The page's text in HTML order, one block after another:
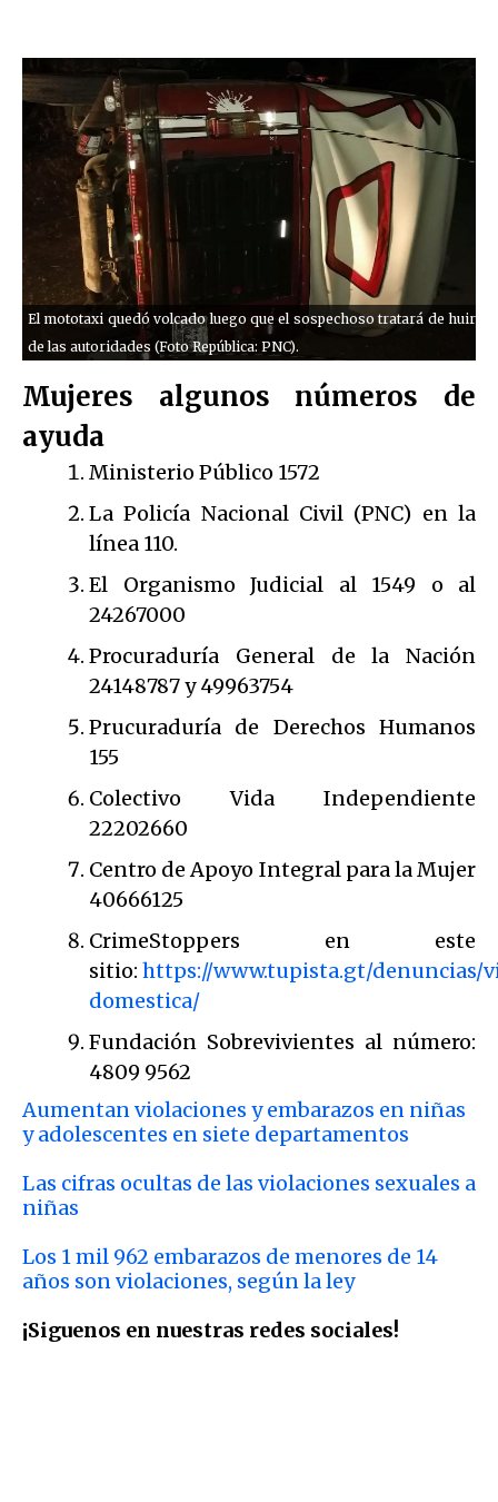
El mototaxi quedó volcado luego que el sospechoso tratará de huir
de las autoridades (Foto República: PNC).
Mujeres algunos números de
ayuda
Ministerio Público 1572
La Policía Nacional Civil (PNC) en la
línea 110.
El Organismo Judicial al 1549 o al
24267000
Procuraduría General de la Nación
24148787 y 49963754
Prucuraduría de Derechos Humanos
155
Colectivo Vida Independiente
22202660
Centro de Apoyo Integral para la Mujer
40666125
CrimeStoppers en este
sitio: https://www.tupista.gt/denuncias/
domestica/
Fundación Sobrevivientes al número:
4809 9562
Aumentan violaciones y embarazos en niñas
y adolescentes en siete departamentos
Las cifras ocultas de las violaciones sexuales a
niñas
Los 1 mil 962 embarazos de menores de 14
años son violaciones, según la ley
¡Siguenos en nuestras redes sociales!